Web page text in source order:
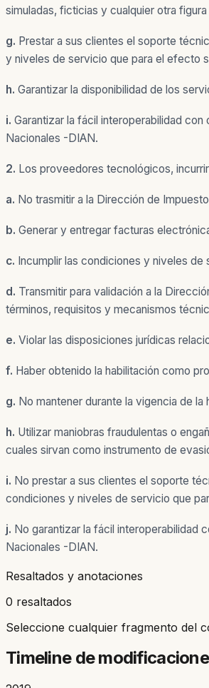
simuladas, ficticias y cualquier otra
g. Prestar a sus clientes el soporte
y niveles de servicio que para el efecto
h. Garantizar la disponibilidad de los
i. Garantizar la fácil interoperabilidad
Nacionales -DIAN.
2. Los proveedores tecnológicos,
a. No trasmitir a la Dirección de
b. Generar y entregar facturas
c. Incumplir las condiciones y niveles
d. Transmitir para validación a la
términos, requisitos y mecanismos
e. Violar las disposiciones jurídicas
f. Haber obtenido la habilitación como
g. No mantener durante la vigencia de
h. Utilizar maniobras fraudulentas o
cuales sirvan como instrumento de
i. No prestar a sus clientes el soporte
condiciones y niveles de servicio que
j. No garantizar la fácil interoperabilidad
Nacionales -DIAN.
Resaltados y anotaciones
0 resaltados
Seleccione cualquier fragmento del
Timeline de